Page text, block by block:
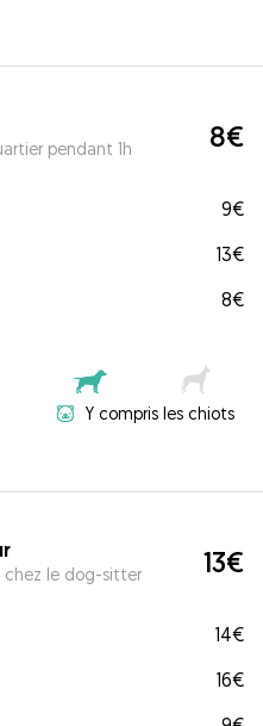
pendant 1h 8€
9€
13€
8€
Y compris les chiots
chez le dog-sitter 13€
14€
16€